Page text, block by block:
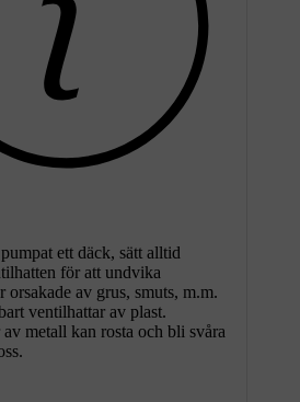
ett däck, sätt alltid
för att undvika
orsakade av grus, smuts, m.m.
ventilhattar av plast.
metall kan rosta och bli svåra